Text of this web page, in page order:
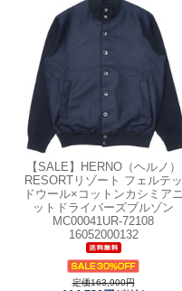
【SALE】 HERNO（ヘルノ）
RESORTリゾート フェルテッ
ドウール×コットンカシミアニ
ットドライバーズブルゾン
MC00041UR-72108
16052000132
定価163,900円